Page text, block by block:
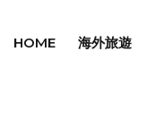
HOME 海外旅遊